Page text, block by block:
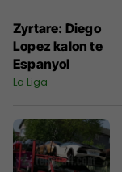
Zyrtare: Diego
Lopez kalon te
Espanyol
La Liga